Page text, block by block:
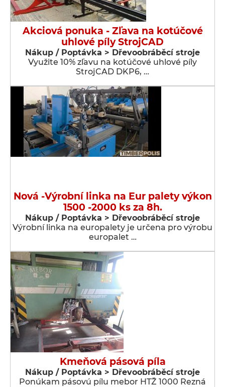
Akciová ponuka - Zľava na kotúčové
uhlové píly StrojCAD
Nákup / Poptávka > Dřevoobráběcí stroje
Využite 10% zľavu na kotúčové uhlové píly
StrojCAD DKP6, …
Nová -Výrobní linka na Eur palety výkon
1500 -2000 ks za 8h.
Nákup / Poptávka > Dřevoobráběcí stroje
Výrobní linka na europalety je určena pro výrobu
europalet …
Kmeňová pásová píla
Nákup / Poptávka > Dřevoobráběcí stroje
Ponúkam pásovú pílu mebor HTŽ 1000 Rezná